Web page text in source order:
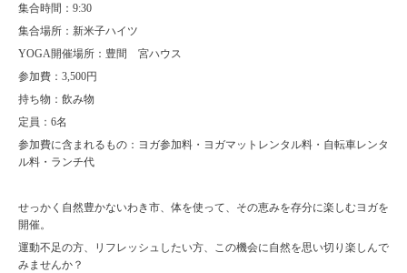
集合時間：9:30
集合場所：新米子ハイツ
YOGA開催場所：豊間 宮ハウス
参加費：3,500円
持ち物：飲み物
定員：6名
参加費に含まれるもの：ヨガ参加料・ヨガマットレンタル料・自転車レンタ
ル料・ランチ代
せっかく自然豊かないわき市、体を使って、その恵みを存分に楽しむヨガを
開催。
運動不足の方、リフレッシュしたい方、この機会に自然を思い切り楽しんで
みませんか？